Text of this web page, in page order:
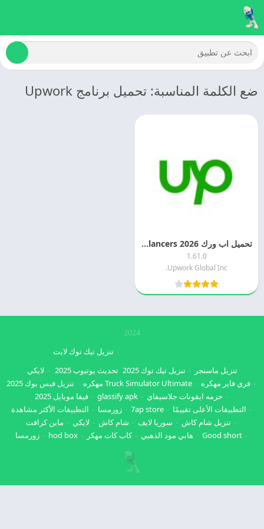
ضع الكلمة المناسبة: تحميل برنامج Upwork
تحميل اب ورك 2026 Upwork for Freelancers مهكر للاندرويد
1.61.0
Upwork Global Inc.
2024
تنزيل ماسنجر تنزيل تيك توك 2025
تنزيل تيك توك لايت
تحديث يوتيوب 2025
لايكي
فري فاير مهكره
Truck Simulator Ultimate مهكره
تنزيل فيس بوك 2025
حزمه ايقونات جلاسيفاي
glassify apk
فيفا موبايل 2025
التطبيقات الأعلى تقييمًا
7ap store زورمسا
التطبيقات الأكثر مشاهدة
تنزيل شام كاش
سوريا لايف شام كاش لايكي
ماين كرافت
Good short
هابي مود الذهبي كاب كات مهكر hod box زورمسا